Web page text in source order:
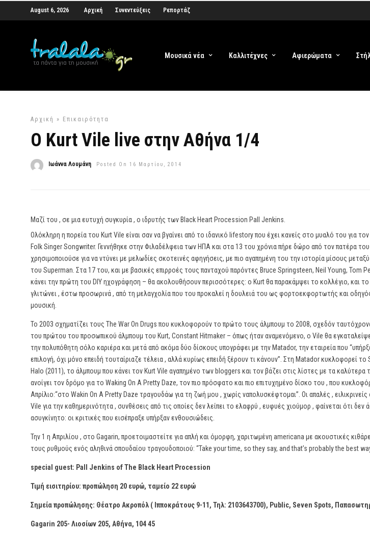
August 6, 2026 Αρχική Συνεντεύξεις Ρεπορτάζ
Μουσικά νέα Καλλιτέχνες Αφιερώματα
Αρχική » Επικαιρότητα
Ο Kurt Vile live στην Αθήνα 1/4
Ιωάννα Λουμάνη Posted On 16 Μαρτίου, 2014
Μαζί του , σε μια ευτυχή συγκυρία , ο ιδρυτής των Black Heart Procession Pall Jenkins.
Ολόκληρη η πορεία του Kurt Vile είναι σαν να βγαίνει από το ιδανικό lifestory που έχει κανείς στο μυαλό του για
Folk Singer Songwriter. Γεννήθηκε στην Φιλαδέλφεια των ΗΠΑ και στα 13 του χρόνια πήρε δώρο από τον πατέρα
χρησιμοποιούσε για να ντύνει με μελωδίες σκοτεινές αφηγήσεις, με πιο αγαπημένη του την ιστορία μίσους
του Superman. Στα 17 του, και με βασικές επιρροές τους πανταχού παρόντες Bruce Springsteen, Neil Young, Tom
κάνει την πρώτη του DIY ηχογράφηση – θα ακολουθήσουν περισσότερες: ο Kurt θα παρακάμψει το κολλέγιο, και
γλιτώνει , έστω προσωρινά , από τη μελαγχολία που του προκαλεί η δουλειά του ως φορτοεκφορτωτής και
μουσική.
Το 2003 σχηματίζει τους The War On Drugs που κυκλοφορούν το πρώτο τους άλμπουμ το 2008, σχεδόν
του πρώτου του προσωπικού άλμπουμ του Kurt, Constant Hitmaker – όπως ήταν αναμενόμενο, ο Vile θα
την πολυπόθητη σόλο καριέρα και μετά από ακόμα δύο δίσκους υπογράφει με την Matador, την εταιρεία που
επιλογή, όχι μόνο επειδή τουταίριαζε τέλεια , αλλά κυρίως επειδή ξέρουν τι κάνουν”. Στη Matador κυκλοφορεί το
Halo (2011), το άλμπουμ που κάνει τον Kurt Vile αγαπημένο των bloggers και τον βάζει στις λίστες με τα καλύτερα
ανοίγει τον δρόμο για το Waking On A Pretty Daze, τον πιο πρόσφατο και πιο επιτυχημένο δίσκο του , που
Απρίλιο:“στο Wakin On A Pretty Daze τραγουδάω για τη ζωή μου , χωρίς ναπολυσκέφτομαι”. Οι απαλές ,
Vile για την καθημερινότητα , συνθέσεις από τις οποίες δεν λείπει το ελαφρύ , ευφυές χιούμορ , φαίνεται ότι
ασυγκίνητο: οι κριτικές που εισέπραξε υπήρξαν ενθουσιώδεις.
Την 1 η Απριλίου , στο Gagarin, προετοιμαστείτε για απλή και όμορφη, χαριτωμένη americana με ακουστικές
τους ρυθμούς ενός αληθινά σπουδαίου τραγουδοποιού: “Take your time, so they say, and that’s probably the best
special guest: Pall Jenkins of The Black Heart Procession
Τιμή εισιτηρίου: προπώληση 20 ευρώ, ταμείο 22 ευρώ
Σημεία προπώλησης: Θέατρο Ακροπόλ ( Ιπποκράτους 9-11, Τηλ: 2103643700), Public, Seven Spots,
Gagarin 205- Λιοσίων 205, Αθήνα, 104 45